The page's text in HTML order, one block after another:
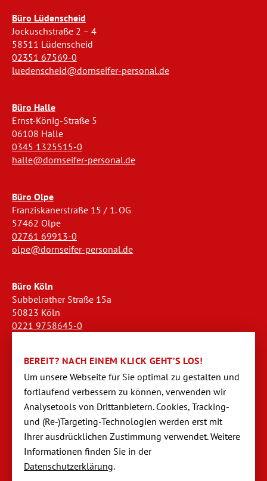
Büro Lüdenscheid
Jockuschstraße 2 – 4
58511 Lüdenscheid
02351 67569-0
luedenscheid@dornseifer-personal.de
Büro Halle
Ernst-König-Straße 5
06108 Halle
0345 1325515-0
halle@dornseifer-personal.de
Büro Olpe
Franziskanerstraße 15 / 1. OG
57462 Olpe
02761 69913-0
olpe@dornseifer-personal.de
Büro Köln
Subbelrather Straße 15a
50823 Köln
0221 9758645-0
Büro Stendal
Westwall 18
39576 Stendal
03931 520944-0
stendal@dornseifer-personal.de
BEREIT? NACH EINEM KLICK GEHT’S LOS!
Um unsere Webseite für Sie optimal zu gestalten und
fortlaufend verbessern zu können, verwen­den wir
Analysetools von Dritt­anbietern. Cookies, Tracking-
und (Re-)Targeting-Techno­logien werden erst mit
Ihrer ausdrücklichen Zustimmung verwendet. Weitere
Informationen finden Sie in der
Datenschutzerklärung.